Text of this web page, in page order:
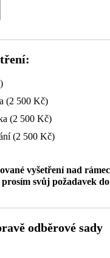
(2 500 Kč)
(2 500 Kč)
(2 500 Kč)
vyšetření nad
svůj požadavek
odběrové sady